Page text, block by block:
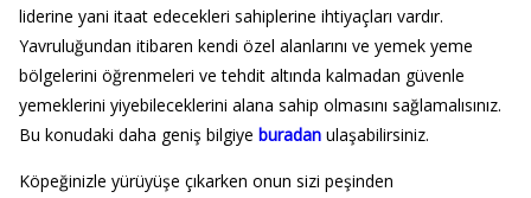
liderine yani itaat edecekleri sahiplerine ihtiyaçları vardır.
Yavruluğundan itibaren kendi özel alanlarını ve yemek yeme
bölgelerini öğrenmeleri ve tehdit altında kalmadan güvenle
yemeklerini yiyebileceklerini alana sahip olmasını sağlamalısınız.
Bu konudaki daha geniş bilgiye buradanulaşabilirsiniz.
Köpeğinizle yürüyüşe çıkarken onun sizi peşinden